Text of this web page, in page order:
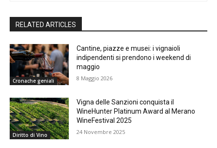
RELATED ARTICLES
Cronache geniali
Cantine, piazze e musei: i vignaioli
indipendenti si prendono i weekend di
maggio
8 Maggio 2026
Diritto di Vino
Vigna delle Sanzioni conquista il
WineHunter Platinum Award al Merano
WineFestival 2025
24 Novembre 2025